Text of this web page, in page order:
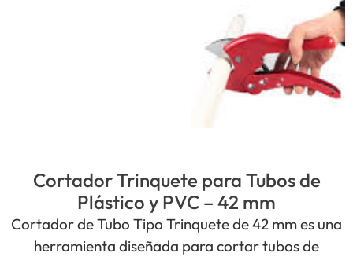
Cortador Trinquete para Tubos de
Plástico y PVC – 42 mm
Cortador de Tubo Tipo Trinquete de 42 mm es una
herramienta diseñada para cortar tubos de